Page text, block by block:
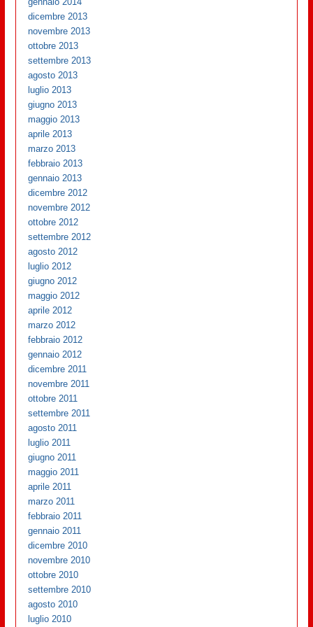
dicembre 2013
novembre 2013
ottobre 2013
settembre 2013
agosto 2013
luglio 2013
giugno 2013
maggio 2013
aprile 2013
marzo 2013
febbraio 2013
gennaio 2013
dicembre 2012
novembre 2012
ottobre 2012
settembre 2012
agosto 2012
luglio 2012
giugno 2012
maggio 2012
aprile 2012
marzo 2012
febbraio 2012
gennaio 2012
dicembre 2011
novembre 2011
ottobre 2011
settembre 2011
agosto 2011
luglio 2011
giugno 2011
maggio 2011
aprile 2011
marzo 2011
febbraio 2011
gennaio 2011
dicembre 2010
novembre 2010
ottobre 2010
settembre 2010
agosto 2010
luglio 2010